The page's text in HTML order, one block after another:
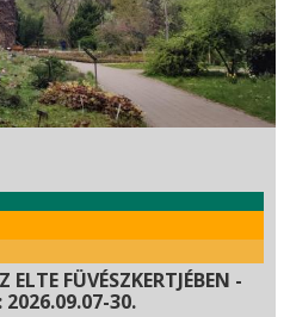
FÜVÉSZKERTJÉBEN -
2026.09.07-30.